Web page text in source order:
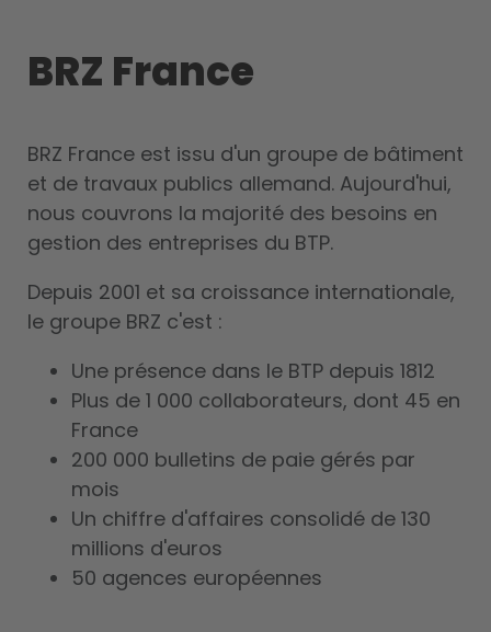
BRZ France
BRZ France est issu d'un groupe de bâtiment
et de travaux publics allemand. Aujourd'hui,
nous couvrons la majorité des besoins en
gestion des entreprises du BTP.
Depuis 2001 et sa croissance internationale,
le groupe BRZ c'est :
Une présence dans le BTP depuis 1812
Plus de 1 000 collaborateurs, dont 45 en
France
200 000 bulletins de paie gérés par
mois
Un chiffre d'affaires consolidé de 130
millions d'euros
50 agences européennes